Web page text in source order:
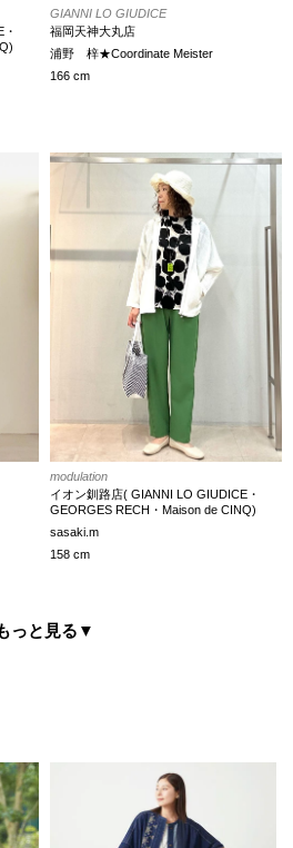
GIANNI LO GIUDICE
福岡天神大丸店
浦野 梓★Coordinate Meister
166 cm
modulation
イオン釧路店( GIANNI LO GIUDICE・
GEORGES RECH・Maison de CINQ)
sasaki.m
158 cm
っと見る ▼